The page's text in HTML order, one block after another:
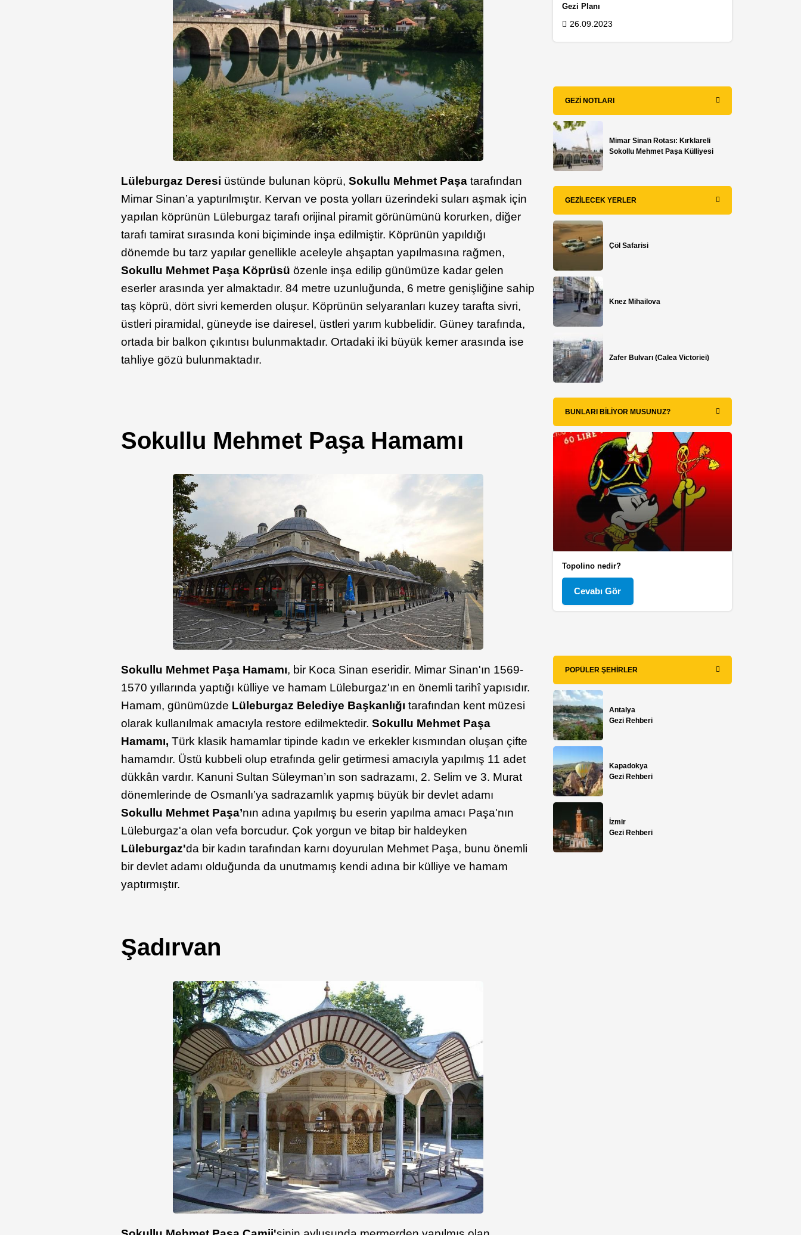
Lüleburgaz Deresi üstünde bulunan köprü,Sokullu Mehmet Paşatarafından
Mimar Sinan’a yaptırılmıştır. Kervan ve posta yolları üzerindeki suları aşmak için
yapılan köprünün Lüleburgaz tarafı orijinal piramit görünümünü korurken, diğer
tarafı tamirat sırasında koni biçiminde inşa edilmiştir. Köprünün yapıldığı
dönemde bu tarz yapılar genellikle aceleyle ahşaptan yapılmasına rağmen,
Sokullu Mehmet Paşa Köprüsüözenle inşa edilip günümüze kadar gelen
eserler arasında yer almaktadır. 84 metre uzunluğunda, 6 metre genişliğine sahip
taş köprü, dört sivri kemerden oluşur. Köprünün selyaranları kuzey tarafta sivri,
üstleri piramidal, güneyde ise dairesel, üstleri yarım kubbelidir. Güney tarafında,
ortada bir balkon çıkıntısı bulunmaktadır. Ortadaki iki büyük kemer arasında ise
tahliye gözü bulunmaktadır.
Sokullu Mehmet Paşa Hamamı
Sokullu Mehmet Paşa Hamamı, bir Koca Sinan eseridir. Mimar Sinan'ın 1569-
1570 yıllarında yaptığı külliye ve hamam ​Lüleburgaz'ın en önemli tarihî yapısıdır.
Hamam, günümüzde Lüleburgaz Belediye Başkanlığıtarafından kent müzesi
olarak kullanılmak amacıyla restore edilmektedir.Sokullu Mehmet Paşa
Hamamı, Türk klasik hamamlar tipinde kadın ve erkekler kısmından oluşan çifte
hamamdır. Üstü kubbeli olup etrafında gelir getirmesi amacıyla yapılmış 11 adet
dükkân vardır. ​Kanuni Sultan Süleyman’ın son sadrazamı, 2. Selim ve 3. Murat
dönemlerinde de Osmanlı’ya sadrazamlık yapmış büyük bir devlet adamı
Sokullu Mehmet Paşa’nın adına yapılmış bu eserin yapılma amacı Paşa'nın
Lüleburgaz'a olan vefa borcudur. Çok yorgun ve bitap bir haldeyken
Lüleburgaz'da bir kadın tarafından karnı doyurulan Mehmet Paşa, bunu önemli
bir devlet adamı olduğunda da unutmamış kendi adına bir külliye ve hamam
yaptırmıştır.
Şadırvan
Gezi Planı
26.09.2023
GEZI NOTLARI
Mimar Sinan Rotası: Kırklareli
Sokollu Mehmet Paşa Külliyesi
GEZILECEK YERLER
Çöl Safarisi
Knez Mihailova
Zafer Bulvarı (Calea Victoriei)
BUNLARI BILIYOR MUSUNUZ?
Topolino nedir?
Cevabı Gör
POPÜLER ŞEHIRLER
Antalya
Gezi Rehberi
Kapadokya
Gezi Rehberi
İzmir
Gezi Rehberi